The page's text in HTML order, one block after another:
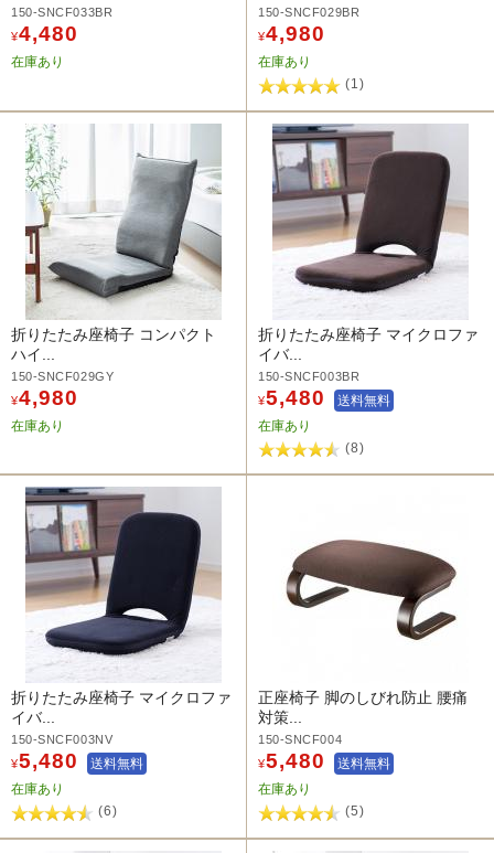
150-SNCF033BR
¥4,480
在庫あり
150-SNCF029BR
¥4,980
在庫あり
(1)
折りたたみ座椅子 コンパクト
ハイ...
150-SNCF029GY
¥4,980
在庫あり
折りたたみ座椅子 マイクロファ
イバ...
150-SNCF003BR
¥5,480
送料無料
在庫あり
(8)
折りたたみ座椅子 マイクロファ
イバ...
150-SNCF003NV
¥5,480
送料無料
在庫あり
(6)
正座椅子 脚のしびれ防止 腰痛
対策...
150-SNCF004
¥5,480
送料無料
在庫あり
(5)